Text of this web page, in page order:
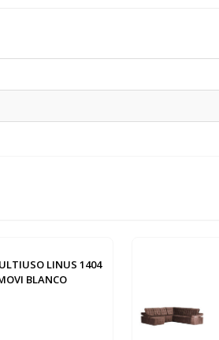
LINUS 1404
BLANCO